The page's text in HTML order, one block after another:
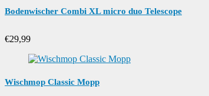
Bodenwischer Combi XL micro duo Telescope
€29,99
Wischmop Classic Mopp